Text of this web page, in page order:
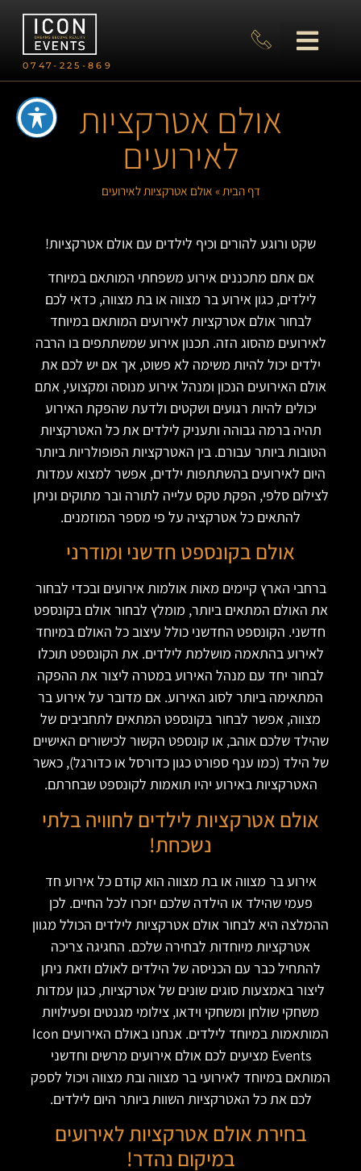
0747-225-869
אולם אטרקציות
לאירועים
דף הבית» אולם אטרקציות לאירועים
שקט ורוגע להורים וכיף לילדים עם אולם אטרקציות!
אם אתם מתכננים אירוע משפחתי המותאם במיוחד
לילדים, כגון אירוע בר מצווה או בת מצווה, כדאי לכם
לבחור אולם אטרקציות לאירועים המותאם במיוחד
לאירועים מהסוג הזה. תכנון אירוע שמשתתפים בו הרבה
ילדים יכול להיות משימה לא פשוט, אך אם יש לכם את
אולם האירועים הנכון ומנהל אירוע מנוסה ומקצועי, אתם
יכולים להיות רגועים ושקטים ולדעת שהפקת האירוע
תהיה ברמה גבוהה ותעניק לילדים את כל האטרקציות
הטובות ביותר עבורם. בין האטרקציות הפופולריות ביותר
היום לאירועים בהשתתפות ילדים, אפשר למצוא עמדות
לצילום סלפי, הפקת טקס עלייה לתורה ובר מתוקים וניתן
להתאים כל אטרקציה על פי מספר המוזמנים.
אולם בקונספט חדשני ומודרני
ברחבי הארץ קיימים מאות אולמות אירועים ובכדי לבחור
את האולם המתאים ביותר, מומלץ לבחור אולם בקונספט
חדשני. הקונספט החדשני כולל עיצוב כל האולם במיוחד
לאירוע בהתאמה מושלמת לילדים. את הקונספט תוכלו
לבחור יחד עם מנהל האירוע במטרה ליצור את ההפקה
המתאימה ביותר לסוג האירוע. אם מדובר על אירוע בר
מצווה, אפשר לבחור בקונספט המתאים לתחביבים של
שהילד שלכם אוהב, או קונספט הקשור לכישורים האישיים
של הילד (כמו ענף ספורט כגון כדורסל או כדורגל), כאשר
האטרקציות באירוע יהיו תואמות לקונספט שבחרתם.
אולם אטרקציות לילדים לחוויה בלתי
נשכחת!
אירוע בר מצווה או בת מצווה הוא קודם כל אירוע חד
פעמי שהילד או הילדה שלכם יזכרו לכל החיים. לכן
ההמלצה היא לבחור אולם אטרקציות לילדים הכולל מגוון
אטרקציות מיוחדות לבחירה שלכם. החגיגה צריכה
להתחיל כבר עם הכניסה של הילדים לאולם וזאת ניתן
ליצור באמצעות סוגים שונים של אטרקציות, כגון עמדות
משחקי שולחן ומשחקי וידאו, צילומי מגנטים ופעילויות
המותאמות במיוחד לילדים. אנחנו באולם האירועים Icon
Events מציעים לכם אולם אירועים מרשים וחדשני
המותאם במיוחד לאירועי בר מצווה ובת מצווה ויכול לספק
לכם את כל האטרקציות השוות ביותר היום לילדים.
בחירת אולם אטרקציות לאירועים
במיקום נהדר!